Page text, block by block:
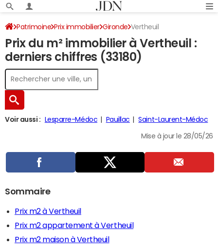
Patrimoine Prix immobilier Gironde Vertheuil
Prix du m² immobilier à Vertheuil :
derniers chiffres (33180)
Voir aussi : Lesparre-Médoc Pauillac Saint-Laurent-Médoc
Mise à jour le 28/05/26
Sommaire
Prix m2 à Vertheuil
Prix m2 appartement à Vertheuil
Prix m2 maison à Vertheuil